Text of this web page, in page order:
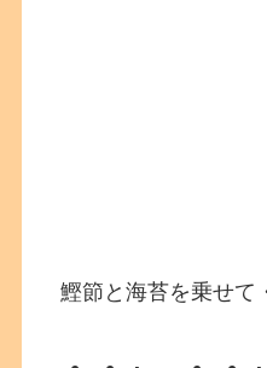
鰹節と海苔を乗せて